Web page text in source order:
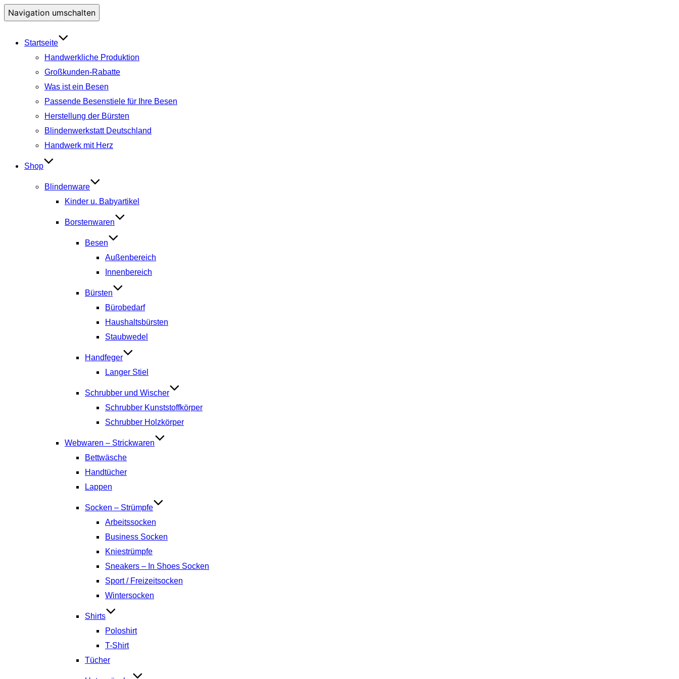
Navigation umschalten
Startseite
Handwerkliche Produktion
Großkunden-Rabatte
Was ist ein Besen
Passende Besenstiele für Ihre Besen
Herstellung der Bürsten
Blindenwerkstatt Deutschland
Handwerk mit Herz
Shop
Blindenware
Kinder u. Babyartikel
Borstenwaren
Besen
Außenbereich
Innenbereich
Bürsten
Bürobedarf
Haushaltsbürsten
Staubwedel
Handfeger
Langer Stiel
Schrubber und Wischer
Schrubber Kunststoffkörper
Schrubber Holzkörper
Webwaren – Strickwaren
Bettwäsche
Handtücher
Lappen
Socken – Strümpfe
Arbeitssocken
Business Socken
Kniestrümpfe
Sneakers – In Shoes Socken
Sport / Freizeitsocken
Wintersocken
Shirts
Poloshirt
T-Shirt
Tücher